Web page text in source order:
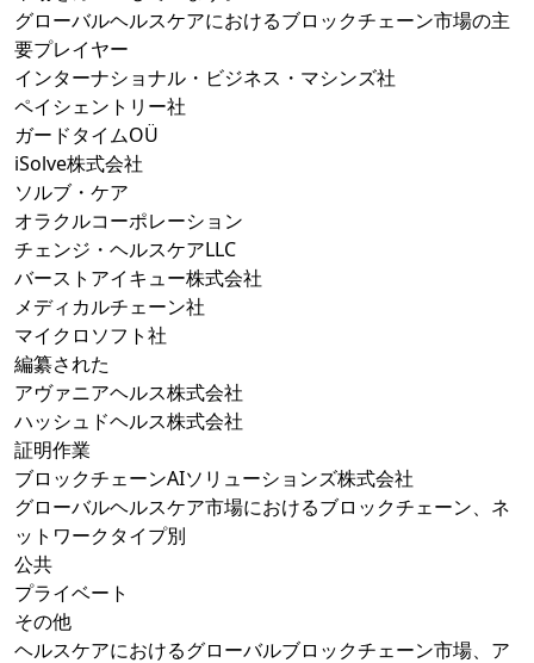
グローバルヘルスケアにおけるブロックチェーン市場の主
要プレイヤー
インターナショナル・ビジネス・マシンズ社
ペイシェントリー社
ガードタイムOÜ
iSolve株式会社
ソルブ・ケア
オラクルコーポレーション
チェンジ・ヘルスケアLLC
バーストアイキュー株式会社
メディカルチェーン社
マイクロソフト社
編纂された
アヴァニアヘルス株式会社
ハッシュドヘルス株式会社
証明作業
ブロックチェーンAIソリューションズ株式会社
グローバルヘルスケア市場におけるブロックチェーン、ネ
ットワークタイプ別
公共
プライベート
その他
ヘルスケアにおけるグローバルブロックチェーン市場、ア